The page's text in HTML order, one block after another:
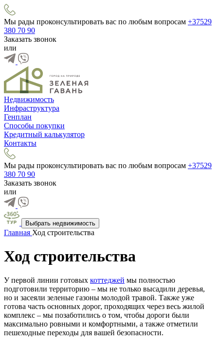
Мы рады проконсультировать вас по любым вопросам +37529
380 70 90
Заказать звонок
или
Недвижимость
Инфраструктура
Генплан
Способы покупки
Кредитный калькулятор
Контакты
Мы рады проконсультировать вас по любым вопросам +37529
380 70 90
Заказать звонок
или
Выбрать недвижимость
Главная Ход строительства
Ход строительства
У первой линии готовых коттеджей мы полностью
подготовили территорию – мы не только высадили деревья,
но и засеяли зеленые газоны молодой травой. Также уже
готова часть основных дорог, проходящих через весь жилой
комплекс – мы позаботились о том, чтобы дороги были
максимально ровными и комфортными, а также отметили
пешеходные переходы для вашей безопасности.